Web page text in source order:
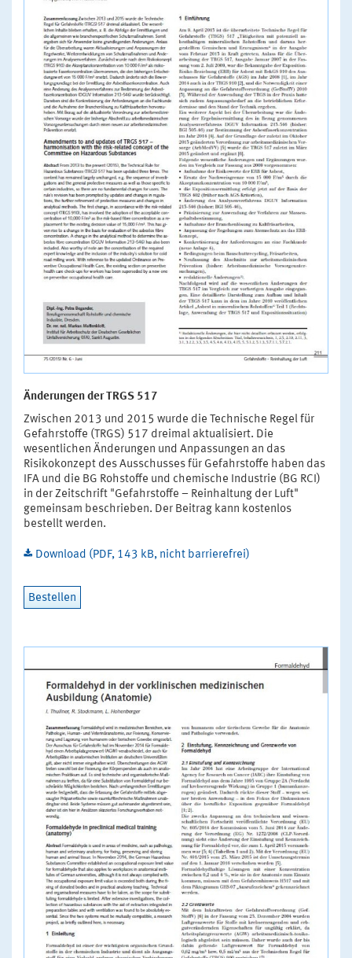
Änderungen der TRGS 517
Zwischen 2013 und 2015 wurde die Technische Regel für
Gefahrstoffe (TRGS) 517 dreimal aktualisiert. Die
wesentlichen Änderungen und Anpassungen an das
Risikokonzept des Ausschusses für Gefahrstoffe haben das
IFA und die BG Rohstoffe und chemische Industrie (BG RCI)
in der Zeitschrift "Gefahrstoffe – Reinhaltung der Luft"
gemeinsam beschrieben. Der Beitrag kann kostenlos
bestellt werden.
Download (PDF, 143 kB, nicht barrierefrei)
Bestellen